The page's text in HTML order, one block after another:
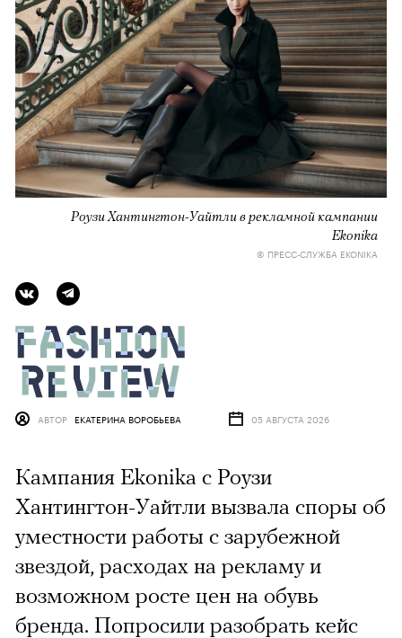
Роузи Хантингтон-Уайтли в рекламной кампании
Ekonika
© ПРЕСС-СЛУЖБА EKONIKA
АВТОР ЕКАТЕРИНА ВОРОБЬЕВА 05 АВГУСТА 2026
Кампания Ekonika с Роузи
Хантингтон-Уайтли вызвала споры об
уместности работы с зарубежной
звездой, расходах на рекламу и
возможном росте цен на обувь
бренда. Попросили разобрать кейс